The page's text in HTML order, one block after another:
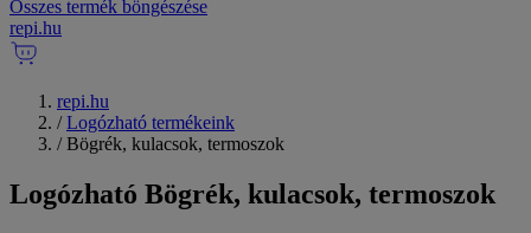
Összes termék böngészése
repi.hu
repi.hu
/ Logózható termékeink
/ Bögrék, kulacsok, termoszok
Logózható Bögrék, kulacsok, termoszok